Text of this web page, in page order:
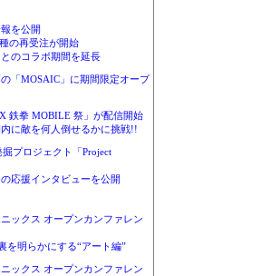
を公開
の再受注が開始
のコラボ期間を延長
「MOSAIC」に期間限定オープ
鉄拳 MOBILE 祭」が配信開始
に敵を何人倒せるかに挑戦!!
プロジェクト「Project
応援インタビューを公開
ックス オープンカンファレン
を明らかにする“アート編”
ックス オープンカンファレン